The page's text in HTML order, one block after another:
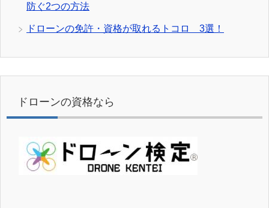
防ぐ2つの方法
ドローンの免許・資格が取れるトコロ 3選！
ドローンの資格なら